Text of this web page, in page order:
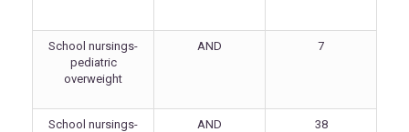
School nursings-
pediatric
overweight
AND 7
School nursings-
AND 38